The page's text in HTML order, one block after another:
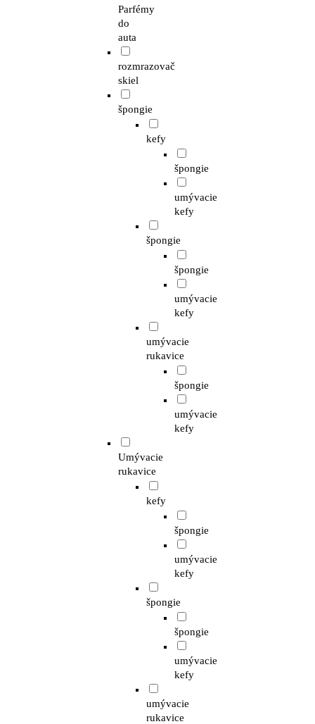
Parfémy
do
auta
rozmrazovač
skiel
špongie
kefy
špongie
umývacie
kefy
špongie
špongie
umývacie
kefy
umývacie
rukavice
špongie
umývacie
kefy
Umývacie
rukavice
kefy
špongie
umývacie
kefy
špongie
špongie
umývacie
kefy
umývacie
rukavice